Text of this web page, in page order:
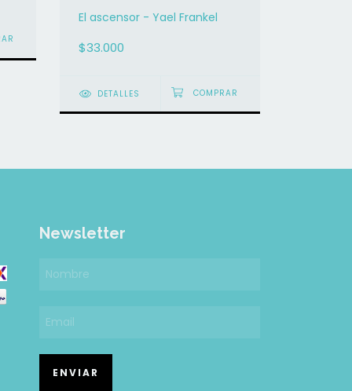
El ascensor - Yael Frankel
$33.000
DETALLES
Newsletter